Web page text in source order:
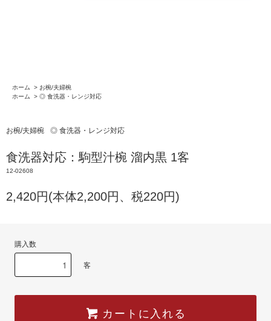
ホーム > お椀/夫婦椀
ホーム
> ◎ 食洗器・レンジ対応
お椀/夫婦椀 ◎ 食洗器・レンジ対応
食洗器対応：駒型汁椀 溜内黒 1客
12-02608
2,420円(本体2,200円、税220円)
購入数
客
カートに入れる